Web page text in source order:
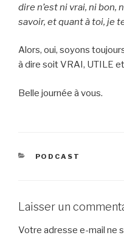
dire n’est ni vrai, ni bon,
savoir, et quant à toi, je
Alors, oui, soyons
à dire soit VRAI, UTILE
Belle journée à vous.
CATÉGORIES
PODCAST
Laisser un
Votre adresse e-mail ne